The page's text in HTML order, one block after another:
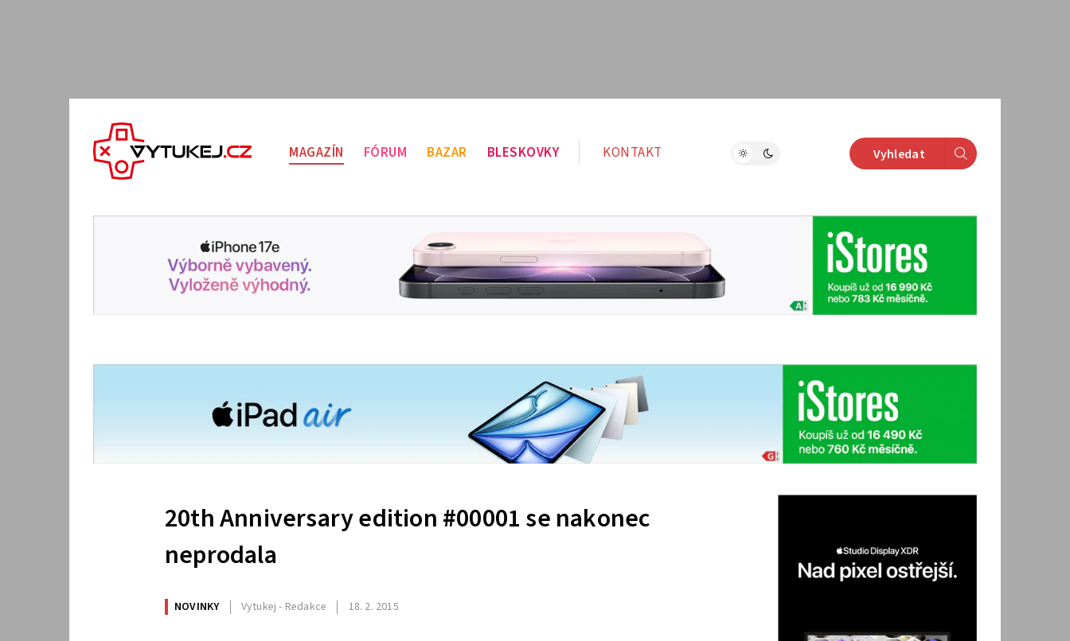
MAGAZÍN FÓRUM BAZAR BLESKOVKY KONTAKT Vyhledat
20th Anniversary edition #00001 se nakonec
neprodala
NOVINKY Vytukej - Redakce 18. 2. 2015